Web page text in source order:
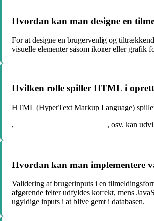
Hvordan kan man designe en
For at designe en brugervenlig og
visuelle elementer såsom ikoner eller grafik
Hvilken rolle spiller HTML i
HTML (HyperText Markup Language)
, , osv. kan
Hvordan kan man implementere
Validering af brugerinputs i en
afgørende felter udfyldes korrekt, mens
ugyldige inputs i at blive gemt i databasen.